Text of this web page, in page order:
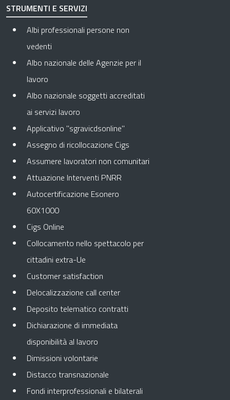
STRUMENTI E SERVIZI
Albi professionali persone non
vedenti
Albo nazionale delle Agenzie per il
lavoro
Albo nazionale soggetti accreditati
ai servizi lavoro
Applicativo "sgravicdsonline"
Assegno di ricollocazione Cigs
Assumere lavoratori non comunitari
Attuazione Interventi PNRR
Autocertificazione Esonero
60X1000
Cigs Online
Collocamento nello spettacolo per
cittadini extra-Ue
Customer satisfaction
Delocalizzazione call center
Deposito telematico contratti
Dichiarazione di immediata
disponibilità al lavoro
Dimissioni volontarie
Distacco transnazionale
Fondi interprofessionali e bilaterali